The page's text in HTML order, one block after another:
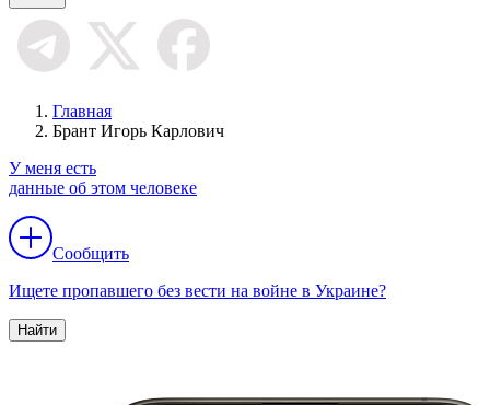
Главная
Брант Игорь Карлович
У меня есть
данные об этом человеке
Сообщить
Ищете пропавшего без вести на войне в Украине?
Найти